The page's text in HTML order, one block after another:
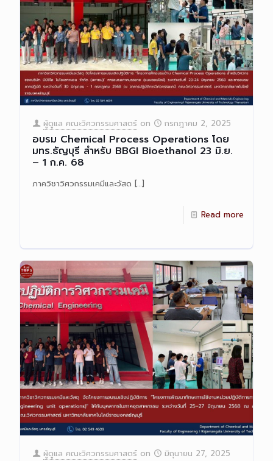
ผู้ดูแล คณะวิศวกรรมศาสตร์ on กรกฎาคม 2, 2025
อบรม Chemical Process Operations โดย
มทร.ธัญบุรี สำหรับ BBGI Bioethanol 23 มิ.ย.
– 1 ก.ค. 68
ภาควิชาวิศวกรรมเคมีและวัสด […]
Read more
ผู้ดูแล คณะวิศวกรรมศาสตร์ on มิถุนายน 27, 2025